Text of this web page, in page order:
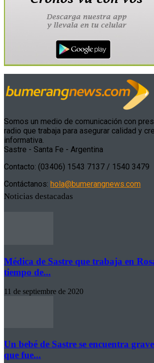
Somos un medio de comunicación con
radio que trabaja para asegurar calidad y
informativa.
Sastre - Santa Fe - Argentina
Contacto: (03406) 1543 7137 / 1540 3479
Contáctanos: hola@bumerangnews.com
Noticias destacadas
Médica de Sastre que trabaja en
tiempo de...
11 de septiembre de 2020
Un bebé de Sastre se encuentra
que fue...